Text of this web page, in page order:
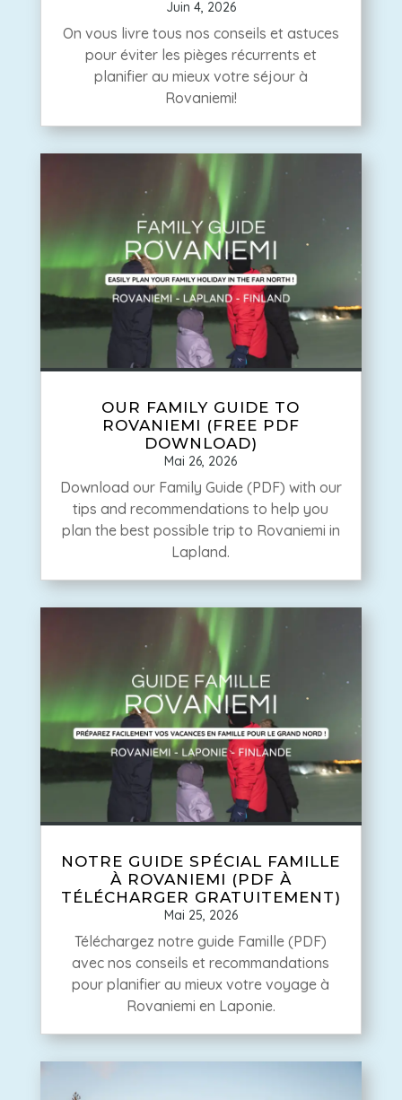
Juin 4, 2026
On vous livre tous nos conseils et astuces
pour éviter les pièges récurrents et
planifier au mieux votre séjour à
Rovaniemi!
OUR FAMILY GUIDE TO
ROVANIEMI (FREE PDF
DOWNLOAD)
Mai 26, 2026
Download our Family Guide (PDF) with our
tips and recommendations to help you
plan the best possible trip to Rovaniemi in
Lapland.
NOTRE GUIDE SPÉCIAL FAMILLE
À ROVANIEMI (PDF À
TÉLÉCHARGER GRATUITEMENT)
Mai 25, 2026
Téléchargez notre guide Famille (PDF)
avec nos conseils et recommandations
pour planifier au mieux votre voyage à
Rovaniemi en Laponie.